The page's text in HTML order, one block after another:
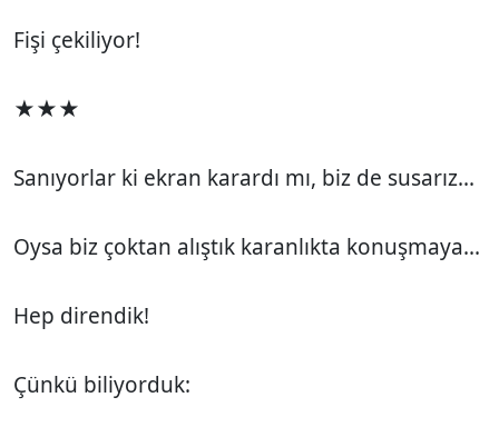
Fişi çekiliyor!
★★★
Sanıyorlar ki ekran karardı mı, biz de susarız...
Oysa biz çoktan alıştık karanlıkta konuşmaya...
Hep direndik!
Çünkü biliyorduk: